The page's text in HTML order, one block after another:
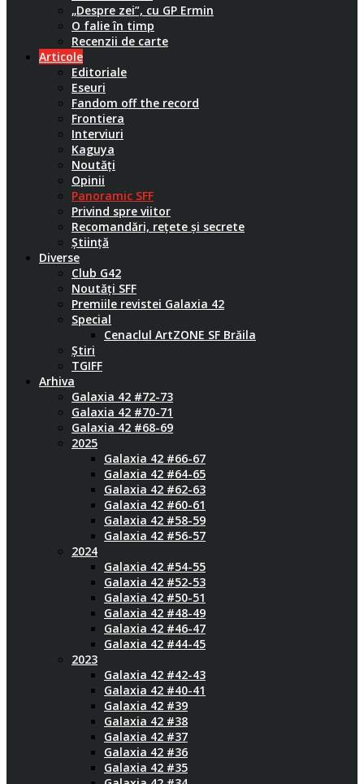
„Despre zei”, cu GP Ermin
O falie în timp
Recenzii de carte
Articole
Editoriale
Eseuri
Fandom off the record
Frontiera
Interviuri
Kaguya
Noutăți
Opinii
Panoramic SFF
Privind spre viitor
Recomandări, rețete și secrete
Știință
Diverse
Club G42
Noutăți SFF
Premiile revistei Galaxia 42
Special
Cenaclul ArtZONE SF Brăila
Știri
TGIFF
Arhiva
Galaxia 42 #72-73
Galaxia 42 #70-71
Galaxia 42 #68-69
2025
Galaxia 42 #66-67
Galaxia 42 #64-65
Galaxia 42 #62-63
Galaxia 42 #60-61
Galaxia 42 #58-59
Galaxia 42 #56-57
2024
Galaxia 42 #54-55
Galaxia 42 #52-53
Galaxia 42 #50-51
Galaxia 42 #48-49
Galaxia 42 #46-47
Galaxia 42 #44-45
2023
Galaxia 42 #42-43
Galaxia 42 #40-41
Galaxia 42 #39
Galaxia 42 #38
Galaxia 42 #37
Galaxia 42 #36
Galaxia 42 #35